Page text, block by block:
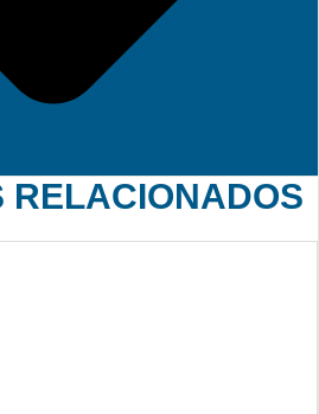
RELACIONADOS